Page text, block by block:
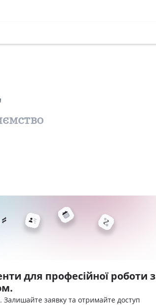
для професійної роботи з
Залишайте заявку та отримайте доступ